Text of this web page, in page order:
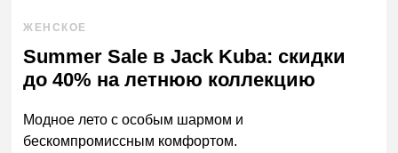
ЖЕНСКОЕ
Summer Sale в Jack Kuba: скидки
до 40% на летнюю коллекцию
Модное лето с особым шармом и
бескомпромиссным комфортом.